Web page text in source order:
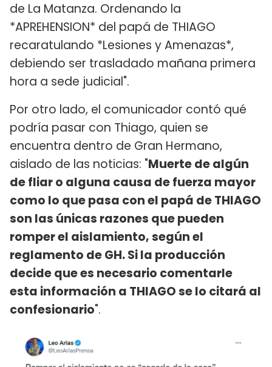
de La Matanza. Ordenando la
*APREHENSION* del papá de THIAGO
recaratulando *Lesiones y Amenazas*,
debiendo ser trasladado mañana primera
hora a sede judicial".
Por otro lado, el comunicador contó qué
podría pasar con Thiago, quien se
encuentra dentro de Gran Hermano,
aislado de las noticias: "Muerte de algún
de fliar o alguna causa de fuerza mayor
como lo que pasa con el papá de THIAGO
son las únicas razones que pueden
romper el aislamiento, según el
reglamento de GH. Si la producción
decide que es necesario comentarle
esta información a THIAGO se lo citará al
confesionario".